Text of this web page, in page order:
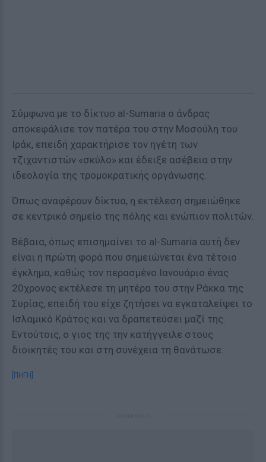
Σύμφωνα με το δίκτυο al-Sumaria ο άνδρας
αποκεφάλισε τον πατέρα του στην Μοσούλη του
Ιράκ, επειδή χαρακτήρισε τον ηγέτη των
τζιχαντιστών «σκύλο» και έδειξε ασέβεια στην
ιδεολογία της τρομοκρατικής οργάνωσης.
Όπως αναφέρουν δίκτυα, η εκτέλεση σημειώθηκε
σε κεντρικό σημείο της πόλης και ενώπιον πολιτών.
Βέβαια, όπως επισημαίνει το al-Sumaria αυτή δεν
είναι η πρώτη φορά που σημειώνεται ένα τέτοιο
έγκλημα, καθώς τον περασμένο Ιανουάριο ένας
20χρονος εκτέλεσε τη μητέρα του στην Ράκκα της
Συρίας, επειδή του είχε ζητήσει να εγκαταλείψει το
Ισλαμικό Κράτος και να δραπετεύσει μαζί της.
Εντούτοις, ο γιος της την κατήγγειλε στους
διοικητές του και στη συνέχεια τη θανάτωσε.
[ΠΗΓΗ]